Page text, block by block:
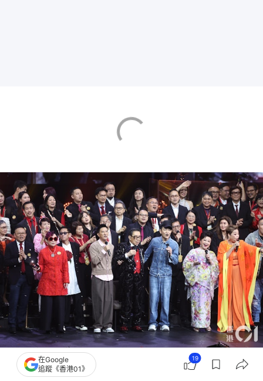
胡楓演唱會現場星光熠熠。(陳順禎 攝)
在Google
追蹤《香港01》
19